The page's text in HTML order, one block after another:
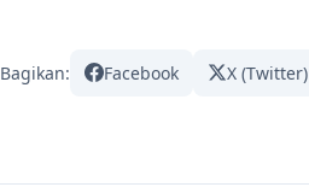
Bagikan: Facebook X (Twitter)